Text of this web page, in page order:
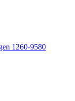
1260-9580